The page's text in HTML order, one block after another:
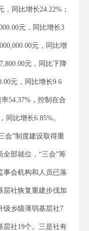
，同比增长24.22%；
元，同比增长3
元，同比增
元，同比下降
元，同比增长9.6
54.37%，控制在合
同比增长6.85%。
会”制度建设取得重
部就位，“三会”筹
事会机构和人员已落
层社恢复重建步伐加
级乡级薄弱基层社7
层社19个。三是社有